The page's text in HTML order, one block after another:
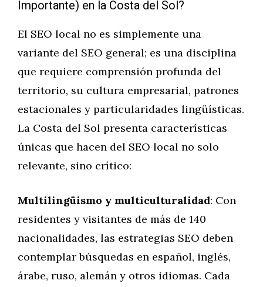
Importante) en la Costa del Sol?
El SEO local no es simplemente una
variante del SEO general; es una disciplina
que requiere comprensión profunda del
territorio, su cultura empresarial, patrones
estacionales y particularidades lingüísticas.
La Costa del Sol presenta características
únicas que hacen del SEO local no solo
relevante, sino crítico:
Multilingüismo y multiculturalidad: Con
residentes y visitantes de más de 140
nacionalidades, las estrategias SEO deben
contemplar búsquedas en español, inglés,
árabe, ruso, alemán y otros idiomas. Cada